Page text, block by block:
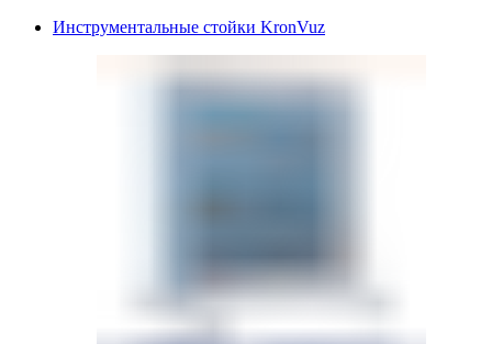
Инструментальные стойки KronVuz